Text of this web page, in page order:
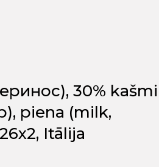
30%
piena (milk,
Itālija